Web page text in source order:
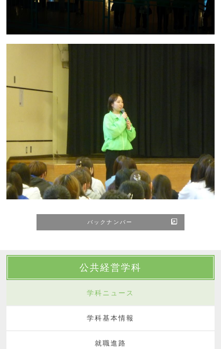
バックナンバー
公共経営学科
学科ニュース
学科基本情報
就職進路